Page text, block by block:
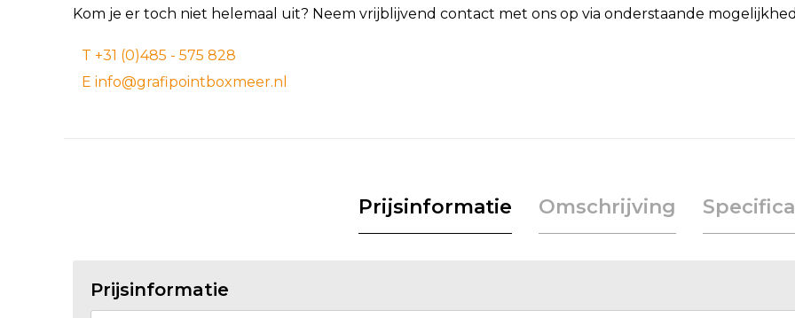
Kom je er toch niet helemaal uit? Neem vrijblijvend contact met ons op via onderstaande
T +31 (0)485 - 575 828
E info@grafipointboxmeer.nl
Prijsinformatie Omschrijving
Prijsinformatie